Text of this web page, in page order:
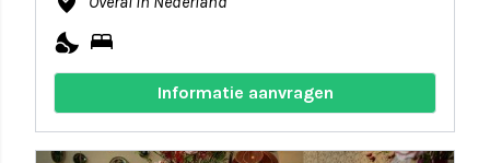
nights_stay bed
Informatie aanvragen